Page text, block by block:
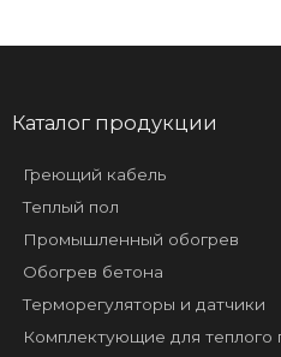
Каталог продукции
Греющий кабель
Теплый пол
Промышленный обогрев
Обогрев бетона
Терморегуляторы и датчики
Комплектующие для теплого